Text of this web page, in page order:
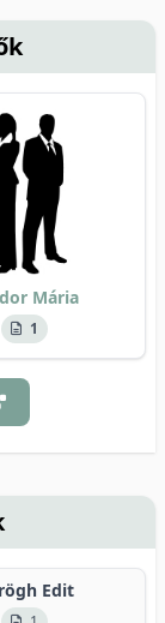
Mária
1
Edit